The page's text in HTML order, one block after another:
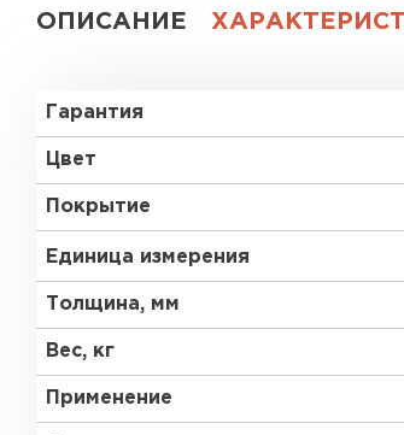
ОПИСАНИЕ
Гарантия
Цвет
Покрытие
Единица измерения
Толщина, мм
Вес, кг
Применение